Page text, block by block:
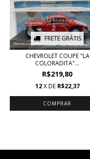
FRETE GRÁTIS
CHEVROLET COUPE "LA
COLORADITA"...
R$219,80
12 X DE R$22,37